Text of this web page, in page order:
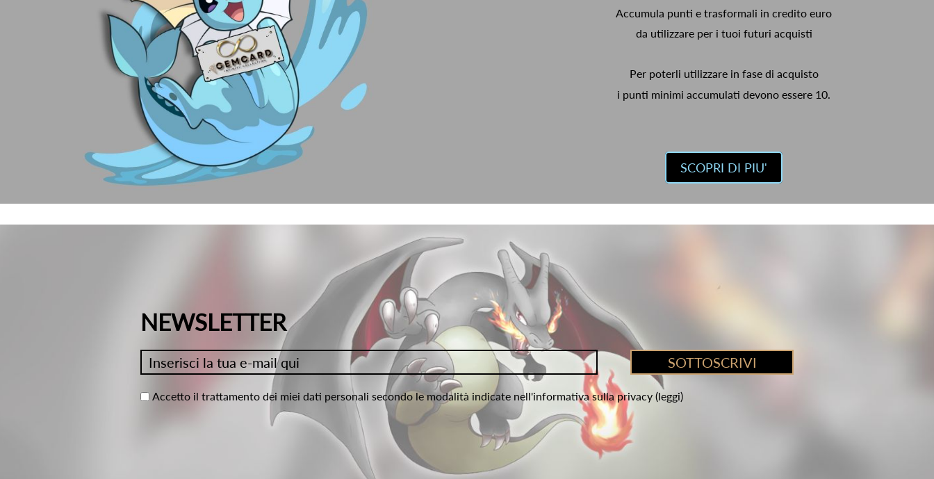
Accumula punti e trasformali in credito euro
da utilizzare per i tuoi futuri acquisti
Per poterli utilizzare in fase di acquisto
i punti minimi accumulati devono essere 10.
SCOPRI DI PIU'
NEWSLETTER
Accetto il trattamento dei miei dati personali secondo le modalità indicate nell'informativa sulla privacy (leggi)